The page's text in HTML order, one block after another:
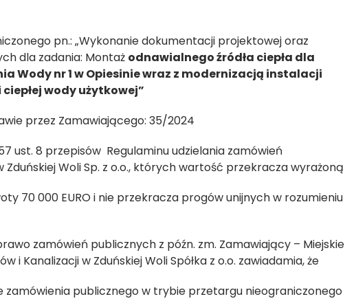
pn.: „Wykonanie dokumentacji projektowej oraz
dla zadania: Montaż odnawialnego źródła ciepła dla
Wody nr 1 w Opiesinie wraz z modernizacją instalacji
wody użytkowej”
przez Zamawiającego: 35/2024
ust. 8 przepisów Regulaminu udzielania zamówień
Zduńskiej Woli Sp. z o.o., których wartość przekracza wyrażoną
70 000 EURO i nie przekracza progów unijnych w rozumieniu
zamówień publicznych z późn. zm. Zamawiający – Miejskie
i Kanalizacji w Zduńskiej Woli Spółka z o.o. zawiadamia, że
zamówienia publicznego w trybie przetargu nieograniczonego